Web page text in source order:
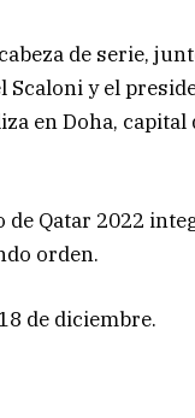
de serie,
y el
en Doha,
Qatar 2022
orden.
de diciembre.